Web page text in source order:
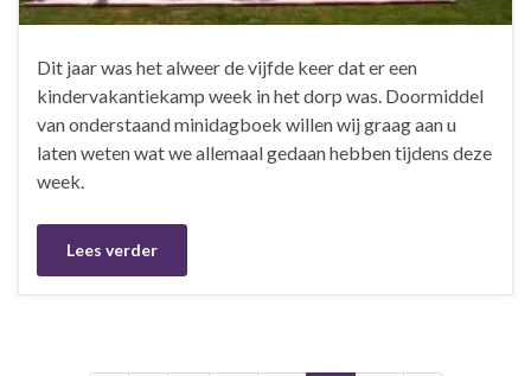
Dit jaar was het alweer de vijfde keer dat er een
kindervakantiekamp week in het dorp was. Doormiddel
van onderstaand minidagboek willen wij graag aan u
laten weten wat we allemaal gedaan hebben tijdens deze
week.
Lees verder